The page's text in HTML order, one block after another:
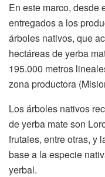
En este marco, desde
entregados a los
árboles nativos, que
hectáreas de yerba
195.000 metros
zona productora
Los árboles nativos
de yerba mate son
frutales, entre otras, y
base a la especie
yerbal.